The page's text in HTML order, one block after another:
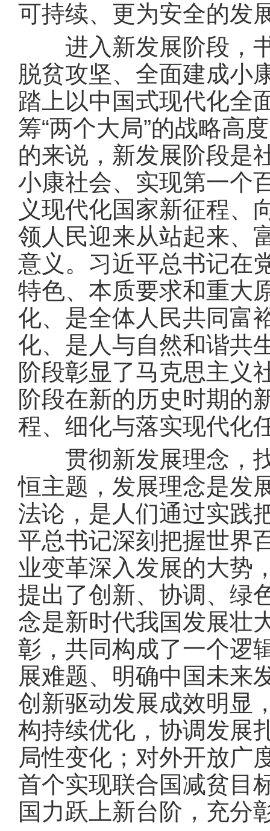
可持续、更为安全的发
进入新发展阶段，书
脱贫攻坚、全面建成小
踏上以中国式现代化全
筹“两个大局”的战略高
的来说，新发展阶段是
小康社会、实现第一个
义现代化国家新征程、
领人民迎来从站起来、
意义。习近平总书记在
特色、本质要求和重大
化、是全体人民共同富
化、是人与自然和谐共
阶段彰显了马克思主义
阶段在新的历史时期的
程、细化与落实现代化
贯彻新发展理念，找
恒主题，发展理念是发
法论，是人们通过实践
平总书记深刻把握世界
业变革深入发展的大势
提出了创新、协调、绿
念是新时代我国发展壮
彰，共同构成了一个逻
展难题、明确中国未来
创新驱动发展成效明显
构持续优化，协调发展
局性变化；对外开放广
首个实现联合国减贫目
国力跃上新台阶，充分